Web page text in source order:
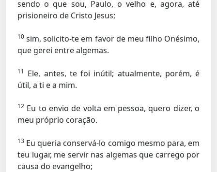
sendo o que sou, Paulo, o velho e, agora, até
prisioneiro de Cristo Jesus;
10 sim, solicito-te em favor de meu filho Onésimo,
que gerei entre algemas.
11 Ele, antes, te foi inútil; atualmente, porém, é
útil, a ti e a mim.
12 Eu to envio de volta em pessoa, quero dizer, o
meu próprio coração.
13 Eu queria conservá-lo comigo mesmo para, em
teu lugar, me servir nas algemas que carrego por
causa do evangelho;